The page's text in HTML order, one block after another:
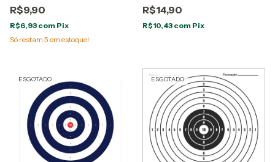
R$9,90
R$6,93 com Pix
Só restam 5 em estoque!
R$14,90
R$10,43 com Pix
ESGOTADO ESGOTADO